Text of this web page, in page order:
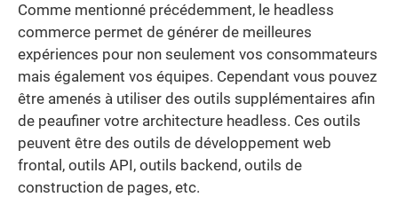
Comme mentionné précédemment, le headless
commerce permet de générer de meilleures
expériences pour non seulement vos consommateurs
mais également vos équipes. Cependant vous pouvez
être amenés à utiliser des outils supplémentaires afin
de peaufiner votre architecture headless. Ces outils
peuvent être des outils de développement web
frontal, outils API, outils backend, outils de
construction de pages, etc.